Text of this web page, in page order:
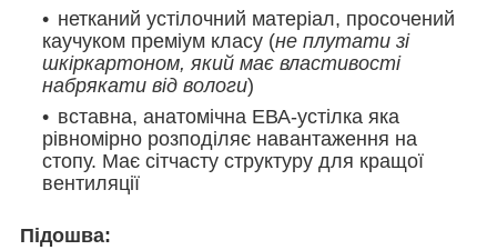
нетканий устілочний матеріал, просочений
каучуком преміум класу (не плутати зі
шкіркартоном, який має властивості
набрякати від вологи)
вставна, анатомічна ЕВА-устілка яка
рівномірно розподіляє навантаження на
стопу. Має сітчасту структуру для кращої
вентиляції
Підошва: